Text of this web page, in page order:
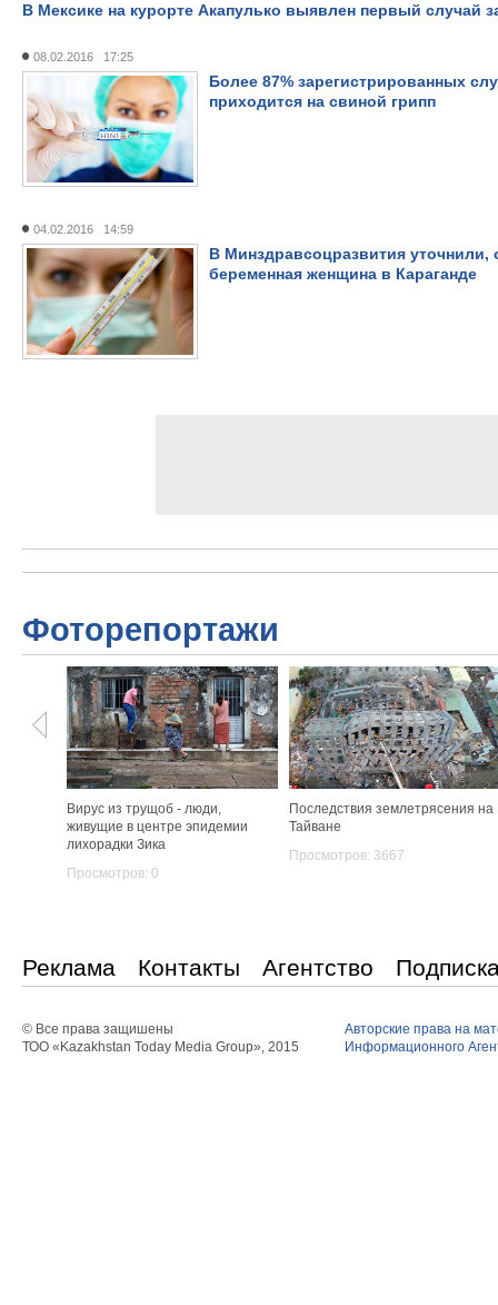
В Мексике на курорте Акапулько выявлен первый случай
08.02.2016 17:25
Более 87% зарегистрированных
приходится на свиной грипп
04.02.2016 14:59
В Минздравсоцразвития уточнили,
беременная женщина в Караганде
Фоторепортажи
Вирус из трущоб - люди,
живущие в центре эпидемии
лихорадки Зика
Просмотров: 0
Последствия землетрясения на
Тайване
Просмотров: 3667
Реклама Контакты Агентство
© Все права защишены
ТОО «Kazakhstan Today Media Group», 2015
Авторские права на
Информационного